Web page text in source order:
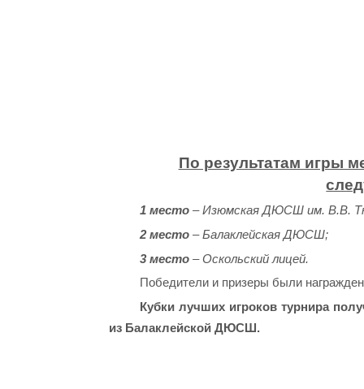
По результатам игры
1 место– Изюмская ДЮСШ им. В.В.
2 место– Балаклейская ДЮСШ;
3 место– Оскольский лицей.
Победители и призеры были
Кубки лучших игроков турнира
из Балаклейской ДЮСШ.